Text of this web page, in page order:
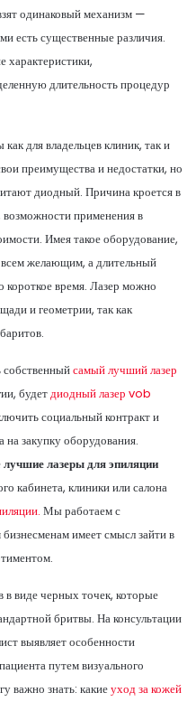
одинаковый механизм —
есть существенные различия.
характеристики,
длительность процедур
для владельцев клиник, так и
преимущества и недостатки, но
диодный. Причина кроется в
возможности применения в
Имея такое оборудование,
желающим, а длительный
короткое время. Лазер можно
и геометрии, так как
собственныйсамый лучший лазер
будетдиодный лазер vob
социальный контракт и
на закупку оборудования.
лучшие лазеры для эпиляции
кабинета, клиники или салона
Мы работаем с
имеет смысл зайти в
в виде черных точек, которые
бритвы. На консультации
выявляет особенности
путем визуального
важно знать: какиеуход за кожей